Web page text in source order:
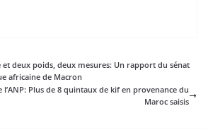
et deux poids, deux mesures: Un rapport du sénat
africaine de Macron
Plus de 8 quintaux de kif en provenance du
Maroc saisis